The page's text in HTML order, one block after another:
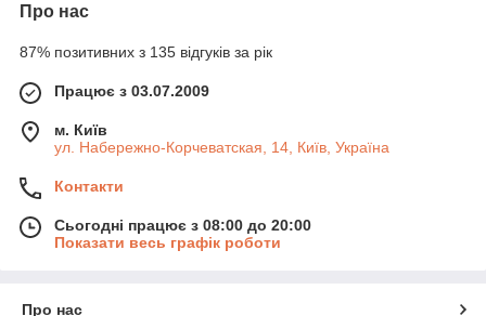
Про нас
87% позитивних з 135 відгуків за рік
Працює з 03.07.2009
м. Київ
ул. Набережно-Корчеватская, 14, Київ, Україна
Контакти
Сьогодні працює з 08:00 до 20:00
Показати весь графік роботи
Про нас